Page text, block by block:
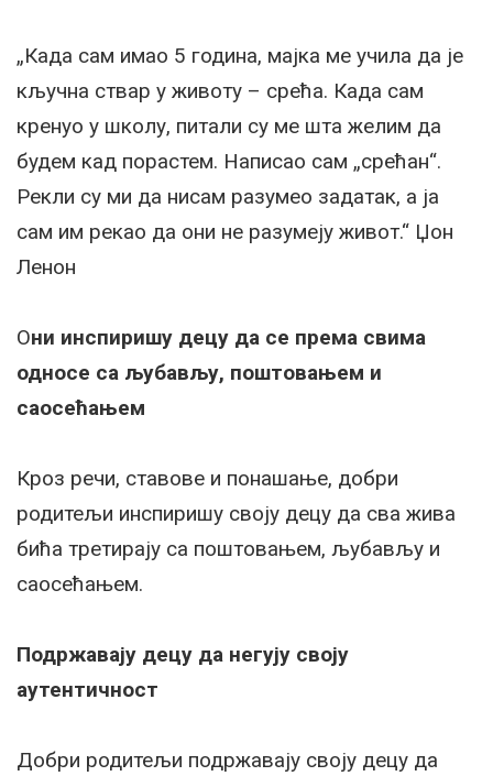
„Када сам имао 5 година, мајка ме учила да је
кључна ствар у животу – срећа. Када сам
кренуо у школу, питали су ме шта желим да
будем кад порастем. Написао сам „срећан“.
Рекли су ми да нисам разумео задатак, а ја
сам им рекао да они не разумеју живот.“ Џон
Ленон
Они инспиришу децу да се према свима
односе са љубављу, поштовањем и
саосећањем
Кроз речи, ставове и понашање, добри
родитељи инспиришу своју децу да сва жива
бића третирају са поштовањем, љубављу и
саосећањем.
Подржавају децу да негују своју
аутентичност
Добри родитељи подржавају своју децу да